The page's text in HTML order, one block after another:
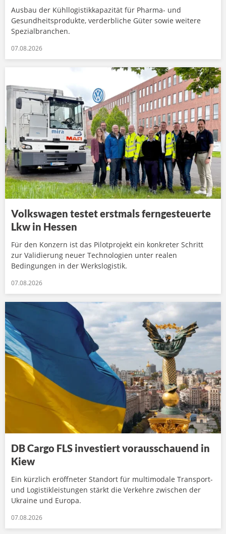
Ausbau der Kühllogistikkapazität für Pharma- und
Gesundheitsprodukte, verderbliche Güter sowie weitere
Spezialbranchen.
07.08.2026
Volkswagen testet erstmals ferngesteuerte
Lkw in Hessen
Für den Konzern ist das Pilotprojekt ein konkreter Schritt
zur Validierung neuer Technologien unter realen
Bedingungen in der Werkslogistik.
07.08.2026
DB Cargo FLS investiert vorausschauend in
Kiew
Ein kürzlich eröffneter Standort für multimodale Transport-
und Logistikleistungen stärkt die Verkehre zwischen der
Ukraine und Europa.
07.08.2026